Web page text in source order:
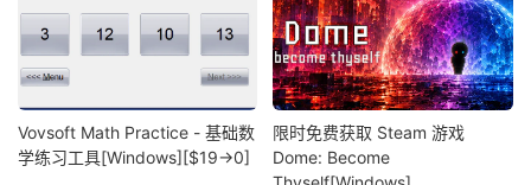
Vovsoft Math Practice - 基础数
学练习工具[Windows][$19→0]
限时免费获取 Steam 游戏
Dome: Become